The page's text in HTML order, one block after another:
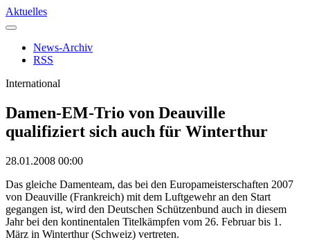
Aktuelles
News-Archiv
RSS
International
Damen-EM-Trio von Deauville
qualifiziert sich auch für Winterthur
28.01.2008 00:00
Das gleiche Damenteam, das bei den Europameisterschaften 2007
von Deauville (Frankreich) mit dem Luftgewehr an den Start
gegangen ist, wird den Deutschen Schützenbund auch in diesem
Jahr bei den kontinentalen Titelkämpfen vom 26. Februar bis 1.
März in Winterthur (Schweiz) vertreten.